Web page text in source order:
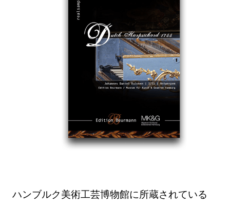
ハンブルク美術工芸博物館に所蔵されている